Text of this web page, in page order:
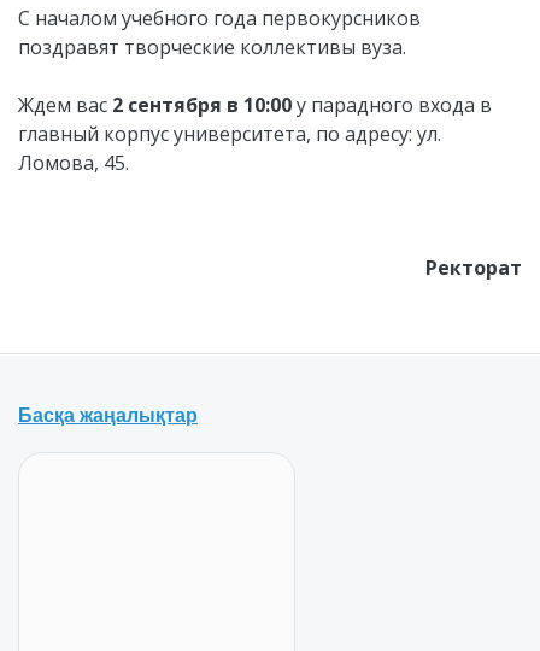
С началом учебного года первокурсников
поздравят творческие коллективы вуза.
Ждем вас 2 сентября в 10:00у парадного входа в
главный корпус университета, по адресу: ул.
Ломова, 45.
Ректорат
Басқа жаңалықтар